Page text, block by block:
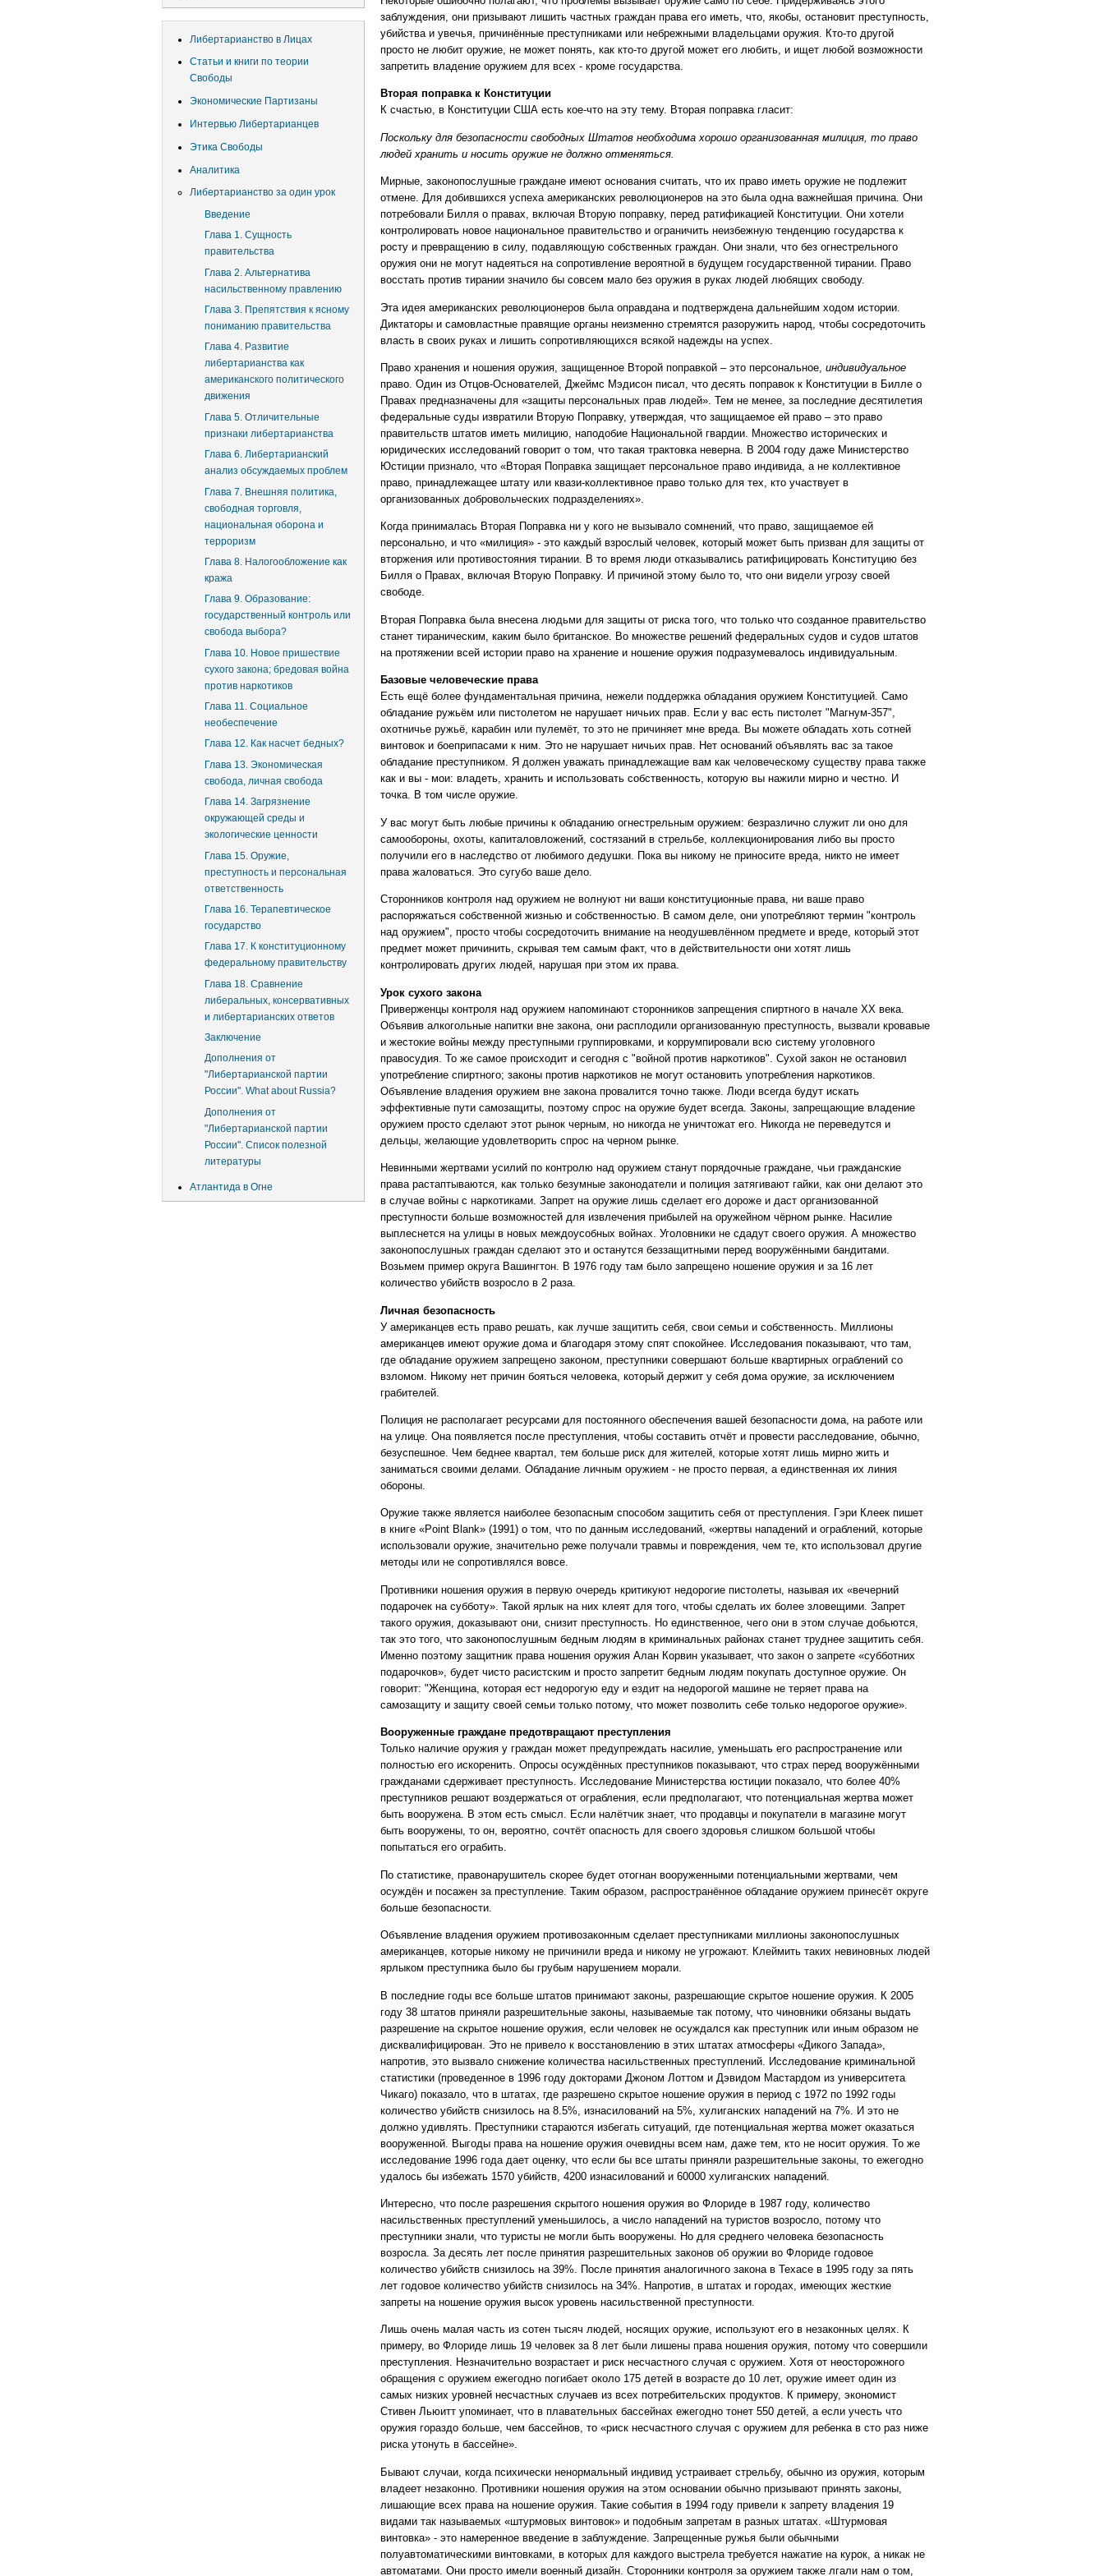
заблуждения, они призывают лишить частных граждан права его иметь, что, якобы, остановит преступность,
убийства и увечья, причинённые преступниками или небрежными владельцами оружия. Кто-то другой
просто не любит оружие, не может понять, как кто-то другой может его любить, и ищет любой возможности
запретить владение оружием для всех - кроме государства.
Вторая поправка к Конституции
К счастью, в Конституции США есть кое-что на эту тему. Вторая поправка гласит:
Поскольку для безопасности свободных Штатов необходима хорошо организованная милиция, то право
людей хранить и носить оружие не должно отменяться.
Мирные, законопослушные граждане имеют основания считать, что их право иметь оружие не подлежит
отмене. Для добившихся успеха американских революционеров на это была одна важнейшая причина. Они
потребовали Билля о правах, включая Вторую поправку, перед ратификацией Конституции. Они хотели
контролировать новое национальное правительство и ограничить неизбежную тенденцию государства к
росту и превращению в силу, подавляющую собственных граждан. Они знали, что без огнестрельного
оружия они не могут надеяться на сопротивление вероятной в будущем государственной тирании. Право
восстать против тирании значило бы совсем мало без оружия в руках людей любящих свободу.
Эта идея американских революционеров была оправдана и подтверждена дальнейшим ходом истории.
Диктаторы и самовластные правящие органы неизменно стремятся разоружить народ, чтобы сосредоточить
власть в своих руках и лишить сопротивляющихся всякой надежды на успех.
Право хранения и ношения оружия, защищенное Второй поправкой – это персональное, индивидуальное
право. Один из Отцов-Основателей, Джеймс Мэдисон писал, что десять поправок к Конституции в Билле о
Правах предназначены для «защиты персональных прав людей». Тем не менее, за последние десятилетия
федеральные суды извратили Вторую Поправку, утверждая, что защищаемое ей право – это право
правительств штатов иметь милицию, наподобие Национальной гвардии. Множество исторических и
юридических исследований говорит о том, что такая трактовка неверна. В 2004 году даже Министерство
Юстиции признало, что «Вторая Поправка защищает персональное право индивида, а не коллективное
право, принадлежащее штату или квази-коллективное право только для тех, кто участвует в
организованных добровольческих подразделениях».
Когда принималась Вторая Поправка ни у кого не вызывало сомнений, что право, защищаемое ей
персонально, и что «милиция» - это каждый взрослый человек, который может быть призван для защиты от
вторжения или противостояния тирании. В то время люди отказывались ратифицировать Конституцию без
Билля о Правах, включая Вторую Поправку. И причиной этому было то, что они видели угрозу своей
свободе.
Вторая Поправка была внесена людьми для защиты от риска того, что только что созданное правительство
станет тираническим, каким было британское. Во множестве решений федеральных судов и судов штатов
на протяжении всей истории право на хранение и ношение оружия подразумевалось индивидуальным.
Базовые человеческие права
Есть ещё более фундаментальная причина, нежели поддержка обладания оружием Конституцией. Само
обладание ружьём или пистолетом не нарушает ничьих прав. Если у вас есть пистолет "Магнум-357",
охотничье ружьё, карабин или пулемёт, то это не причиняет мне вреда. Вы можете обладать хоть сотней
винтовок и боеприпасами к ним. Это не нарушает ничьих прав. Нет оснований объявлять вас за такое
обладание преступником. Я должен уважать принадлежащие вам как человеческому существу права также
как и вы - мои: владеть, хранить и использовать собственность, которую вы нажили мирно и честно. И
точка. В том числе оружие.
У вас могут быть любые причины к обладанию огнестрельным оружием: безразлично служит ли оно для
самообороны, охоты, капиталовложений, состязаний в стрельбе, коллекционирования либо вы просто
получили его в наследство от любимого дедушки. Пока вы никому не приносите вреда, никто не имеет
права жаловаться. Это сугубо ваше дело.
Сторонников контроля над оружием не волнуют ни ваши конституционные права, ни ваше право
распоряжаться собственной жизнью и собственностью. В самом деле, они употребляют термин "контроль
над оружием", просто чтобы сосредоточить внимание на неодушевлённом предмете и вреде, который этот
предмет может причинить, скрывая тем самым факт, что в действительности они хотят лишь
контролировать других людей, нарушая при этом их права.
Урок сухого закона
Приверженцы контроля над оружием напоминают сторонников запрещения спиртного в начале ХХ века.
Объявив алкогольные напитки вне закона, они расплодили организованную преступность, вызвали кровавые
и жестокие войны между преступными группировками, и коррумпировали всю систему уголовного
правосудия. То же самое происходит и сегодня с "войной против наркотиков". Сухой закон не остановил
употребление спиртного; законы против наркотиков не могут остановить употребления наркотиков.
Объявление владения оружием вне закона провалится точно также. Люди всегда будут искать
эффективные пути самозащиты, поэтому спрос на оружие будет всегда. Законы, запрещающие владение
оружием просто сделают этот рынок черным, но никогда не уничтожат его. Никогда не переведутся и
дельцы, желающие удовлетворить спрос на черном рынке.
Невинными жертвами усилий по контролю над оружием станут порядочные граждане, чьи гражданские
права растаптываются, как только безумные законодатели и полиция затягивают гайки, как они делают это
в случае войны с наркотиками. Запрет на оружие лишь сделает его дороже и даст организованной
преступности больше возможностей для извлечения прибылей на оружейном чёрном рынке. Насилие
выплеснется на улицы в новых междоусобных войнах. Уголовники не сдадут своего оружия. А множество
законопослушных граждан сделают это и останутся беззащитными перед вооружёнными бандитами.
Возьмем пример округа Вашингтон. В 1976 году там было запрещено ношение оружия и за 16 лет
количество убийств возросло в 2 раза.
Личная безопасность
У американцев есть право решать, как лучше защитить себя, свои семьи и собственность. Миллионы
американцев имеют оружие дома и благодаря этому спят спокойнее. Исследования показывают, что там,
где обладание оружием запрещено законом, преступники совершают больше квартирных ограблений со
взломом. Никому нет причин бояться человека, который держит у себя дома оружие, за исключением
грабителей.
Полиция не располагает ресурсами для постоянного обеспечения вашей безопасности дома, на работе или
на улице. Она появляется после преступления, чтобы составить отчёт и провести расследование, обычно,
безуспешное. Чем беднее квартал, тем больше риск для жителей, которые хотят лишь мирно жить и
заниматься своими делами. Обладание личным оружием - не просто первая, а единственная их линия
обороны.
Оружие также является наиболее безопасным способом защитить себя от преступления. Гэри Клеек пишет
в книге «Point Blank» (1991) о том, что по данным исследований, «жертвы нападений и ограблений, которые
использовали оружие, значительно реже получали травмы и повреждения, чем те, кто использовал другие
методы или не сопротивлялся вовсе.
Противники ношения оружия в первую очередь критикуют недорогие пистолеты, называя их «вечерний
подарочек на субботу». Такой ярлык на них клеят для того, чтобы сделать их более зловещими. Запрет
такого оружия, доказывают они, снизит преступность. Но единственное, чего они в этом случае добьются,
так это того, что законопослушным бедным людям в криминальных районах станет труднее защитить себя.
Именно поэтому защитник права ношения оружия Алан Корвин указывает, что закон о запрете «субботних
подарочков», будет чисто расистским и просто запретит бедным людям покупать доступное оружие. Он
говорит: "Женщина, которая ест недорогую еду и ездит на недорогой машине не теряет права на
самозащиту и защиту своей семьи только потому, что может позволить себе только недорогое оружие».
Вооруженные граждане предотвращают преступления
Только наличие оружия у граждан может предупреждать насилие, уменьшать его распространение или
полностью его искоренить. Опросы осуждённых преступников показывают, что страх перед вооружёнными
гражданами сдерживает преступность. Исследование Министерства юстиции показало, что более 40%
преступников решают воздержаться от ограбления, если предполагают, что потенциальная жертва может
быть вооружена. В этом есть смысл. Если налётчик знает, что продавцы и покупатели в магазине могут
быть вооружены, то он, вероятно, сочтёт опасность для своего здоровья слишком большой чтобы
попытаться его ограбить.
По статистике, правонарушитель скорее будет отогнан вооруженными потенциальными жертвами, чем
осуждён и посажен за преступление. Таким образом, распространённое обладание оружием принесёт округе
больше безопасности.
Объявление владения оружием противозаконным сделает преступниками миллионы законопослушных
американцев, которые никому не причинили вреда и никому не угрожают. Клеймить таких невиновных людей
ярлыком преступника было бы грубым нарушением морали.
В последние годы все больше штатов принимают законы, разрешающие скрытое ношение оружия. К 2005
году 38 штатов приняли разрешительные законы, называемые так потому, что чиновники обязаны выдать
разрешение на скрытое ношение оружия, если человек не осуждался как преступник или иным образом не
дисквалифицирован. Это не привело к восстановлению в этих штатах атмосферы «Дикого Запада»,
напротив, это вызвало снижение количества насильственных преступлений. Исследование криминальной
статистики (проведенное в 1996 году докторами Джоном Лоттом и Дэвидом Мастардом из университета
Чикаго) показало, что в штатах, где разрешено скрытое ношение оружия в период с 1972 по 1992 годы
количество убийств снизилось на 8.5%, изнасилований на 5%, хулиганских нападений на 7%. И это не
должно удивлять. Преступники стараются избегать ситуаций, где потенциальная жертва может оказаться
вооруженной. Выгоды права на ношение оружия очевидны всем нам, даже тем, кто не носит оружия. То же
исследование 1996 года дает оценку, что если бы все штаты приняли разрешительные законы, то ежегодно
удалось бы избежать 1570 убийств, 4200 изнасилований и 60000 хулиганских нападений.
Интересно, что после разрешения скрытого ношения оружия во Флориде в 1987 году, количество
насильственных преступлений уменьшилось, а число нападений на туристов возросло, потому что
преступники знали, что туристы не могли быть вооружены. Но для среднего человека безопасность
возросла. За десять лет после принятия разрешительных законов об оружии во Флориде годовое
количество убийств снизилось на 39%. После принятия аналогичного закона в Техасе в 1995 году за пять
лет годовое количество убийств снизилось на 34%. Напротив, в штатах и городах, имеющих жесткие
запреты на ношение оружия высок уровень насильственной преступности.
Лишь очень малая часть из сотен тысяч людей, носящих оружие, используют его в незаконных целях. К
примеру, во Флориде лишь 19 человек за 8 лет были лишены права ношения оружия, потому что совершили
преступления. Незначительно возрастает и риск несчастного случая с оружием. Хотя от неосторожного
обращения с оружием ежегодно погибает около 175 детей в возрасте до 10 лет, оружие имеет один из
самых низких уровней несчастных случаев из всех потребительских продуктов. К примеру, экономист
Стивен Льюитт упоминает, что в плавательных бассейнах ежегодно тонет 550 детей, а если учесть что
оружия гораздо больше, чем бассейнов, то «риск несчастного случая с оружием для ребенка в сто раз ниже
риска утонуть в бассейне».
Бывают случаи, когда психически ненормальный индивид устраивает стрельбу, обычно из оружия, которым
владеет незаконно. Противники ношения оружия на этом основании обычно призывают принять законы,
лишающие всех права на ношение оружия. Такие события в 1994 году привели к запрету владения 19
видами так называемых «штурмовых винтовок» и подобным запретам в разных штатах. «Штурмовая
винтовка» - это намеренное введение в заблуждение. Запрещенные ружья были обычными
полуавтоматическими винтовками, в которых для каждого выстрела требуется нажатие на курок, а никак не
автоматами. Они просто имели военный дизайн. Сторонники контроля за оружием также лгали нам о том,
учётной
пользователя
Либертарианство в Лицах
Статьи и книги по теории
Свободы
Экономические Партизаны
Интервью Либертарианцев
Этика Свободы
Аналитика
Либертарианство за один урок
Введение
Глава 1. Сущность
правительства
Глава 2. Альтернатива
насильственному правлению
Глава 3. Препятствия к ясному
пониманию правительства
Глава 4. Развитие
либертарианства как
американского политического
движения
Глава 5. Отличительные
признаки либертарианства
Глава 6. Либертарианский
анализ обсуждаемых проблем
Глава 7. Внешняя политика,
свободная торговля,
национальная оборона и
терроризм
Глава 8. Налогообложение как
кража
Глава 9. Образование:
государственный контроль или
свобода выбора?
Глава 10. Новое пришествие
сухого закона; бредовая война
против наркотиков
Глава 11. Социальное
необеспечение
Глава 12. Как насчет бедных?
Глава 13. Экономическая
свобода, личная свобода
Глава 14. Загрязнение
окружающей среды и
экологические ценности
Глава 15. Оружие,
преступность и персональная
ответственность
Глава 16. Терапевтическое
государство
Глава 17. К конституционному
федеральному правительству
Глава 18. Сравнение
либеральных, консервативных
и либертарианских ответов
Заключение
Дополнения от
"Либертарианской партии
России". What about Russia?
Дополнения от
"Либертарианской партии
России". Список полезной
литературы
Атлантида в Огне